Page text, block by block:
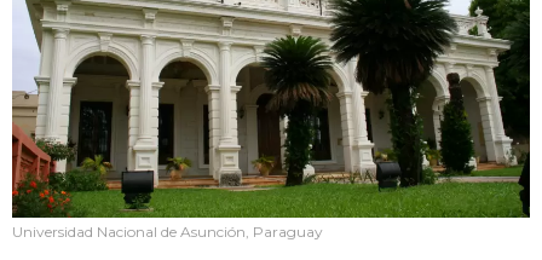
Universidad Nacional de Asunción, Paraguay